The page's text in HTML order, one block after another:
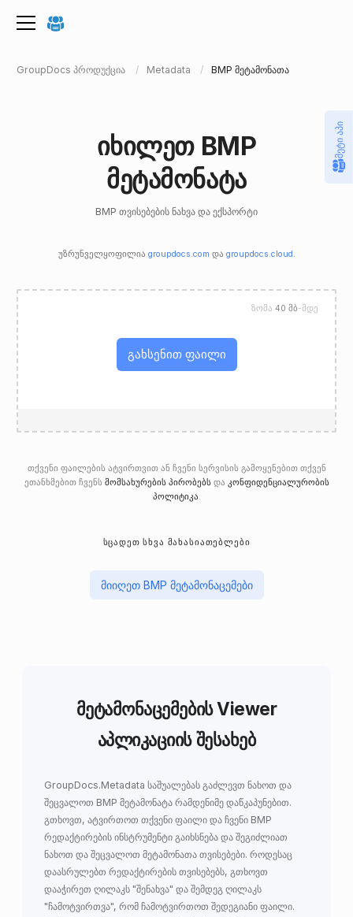
GroupDocs პროდუქცია Metadata BMP მეტამონათა
იხილეთ BMP
მეტამონატა
BMP თვისებების ნახვა და ექსპორტი
უზრუნველყოფილია groupdocs.com და groupdocs.cloud .
გახსენით ფაილი
ზომა 40 მბ-მდე
თქვენი ფაილების ატვირთვით ან ჩვენი სერვისის გამოყენებით თქვენ
ეთანხმებით ჩვენს მომსახურების პირობებსდა კონფიდენციალურობის
პოლიტიკა.
ᲡᲪᲐᲓᲔᲗ ᲡᲮᲕᲐ ᲛᲐᲮᲐᲡᲘᲐᲗᲔᲑᲚᲔᲑᲘ
მიიღეთ BMP მეტამონაცემები
მეტამონაცემების Viewer
აპლიკაციის შესახებ
GroupDocs.Metadata საშუალებას გაძლევთ ნახოთ და
შეცვალოთ BMP მეტამონატა რამდენიმე დაწკაპუნებით.
გთხოვთ, ატვირთოთ თქვენი ფაილი და ჩვენი BMP
რედაქტირების ინსტრუმენტი გაიხსნება და შეგიძლიათ
ნახოთ და შეცვალოთ მეტამონათა თვისებები. როდესაც
დაასრულებთ რედაქტირების თვისებებს, გთხოვთ
დააჭირეთ ღილაკს "შენახვა" და შემდეგ ღილაკს
"ჩამოტვირთვა", რომ ჩამოტვირთოთ შედეგიანი ფაილი.
მეტი აპი